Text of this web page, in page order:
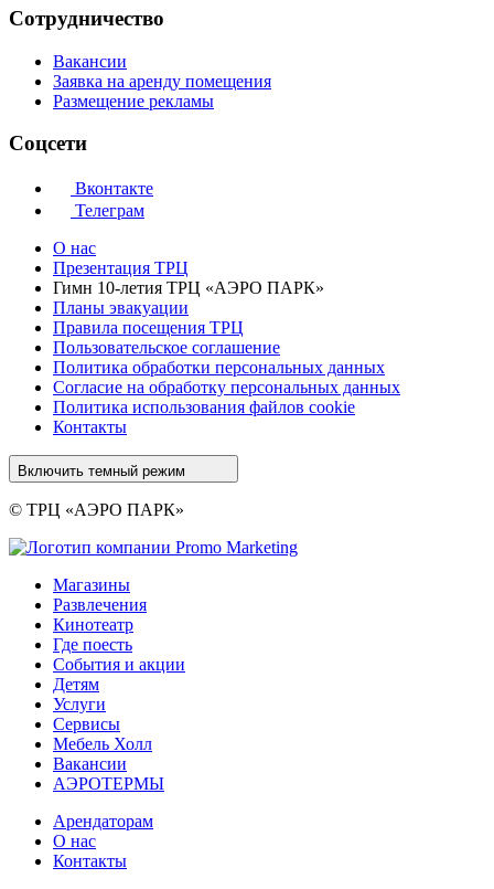
Сотрудничество
Вакансии
Заявка на аренду помещения
Размещение рекламы
Соцсети
Вконтакте
Телеграм
О нас
Презентация ТРЦ
Гимн 10-летия ТРЦ «АЭРО ПАРК»
Планы эвакуации
Правила посещения ТРЦ
Пользовательское соглашение
Политика обработки персональных данных
Cогласие на обработку персональных данных
Политика использования файлов cookie
Контакты
Включить темный режим
© ТРЦ «АЭРО ПАРК»
Магазины
Развлечения
Кинотеатр
Где поесть
События и акции
Детям
Услуги
Сервисы
Мебель Холл
Вакансии
АЭРОТЕРМЫ
Арендаторам
О нас
Контакты